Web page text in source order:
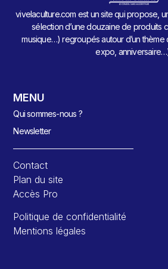
vivelaculture.com est un site qui propose,
sélection d’une douzaine de produits
musique…) regroupés autour d’un thème
expo,
MENU
Qui sommes-nous ?
Newsletter
Contact
Plan du site
Accès Pro
Politique de confidentialité
Mentions légales